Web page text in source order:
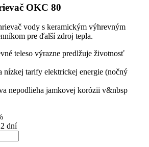
OKC 80
vody s keramickým výhrevným
pre ďalší zdroj tepla.
teleso výrazne predlžuje životnosť
tarify elektrickej energie (nočný
nepodlieha jamkovej korózii v&nbsp
dní